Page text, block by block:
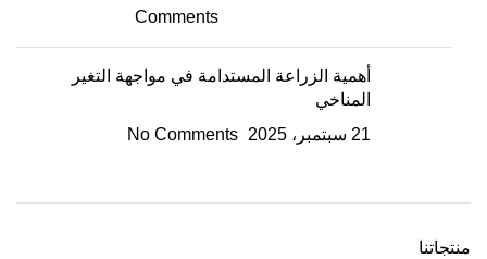
Comments
أهمية الزراعة المستدامة في مواجهة التغير
المناخي
21 سبتمبر، 2025
No Comments
منتجاتنا